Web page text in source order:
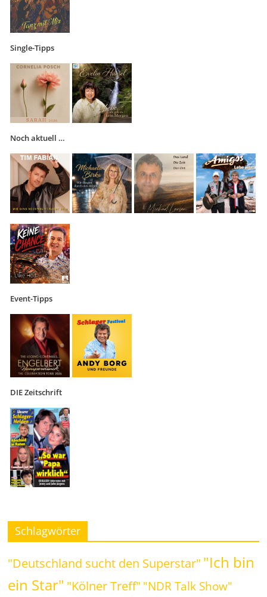
Single-Tipps
Noch aktuell …
Event-Tipps
DIE Zeitschrift
Schlagwörter
"Deutschland sucht den Superstar" "Ich bin
ein Star" "Kölner Treff" "NDR Talk Show"